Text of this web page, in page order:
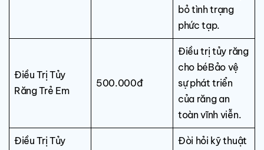
bỏ tình trạng
phức tạp.
Điều Trị Tủy
Răng Trẻ Em
500.000đ
Điều trị tủy răng
cho béBảo vệ
sự phát triển
của răng an
toàn vĩnh viễn.
Điều Trị Tủy
Đòi hỏi kỹ thuật